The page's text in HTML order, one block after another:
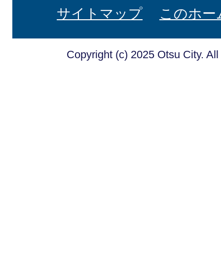
サイトマップ このホ
Copyright (c) 2025 Otsu City.